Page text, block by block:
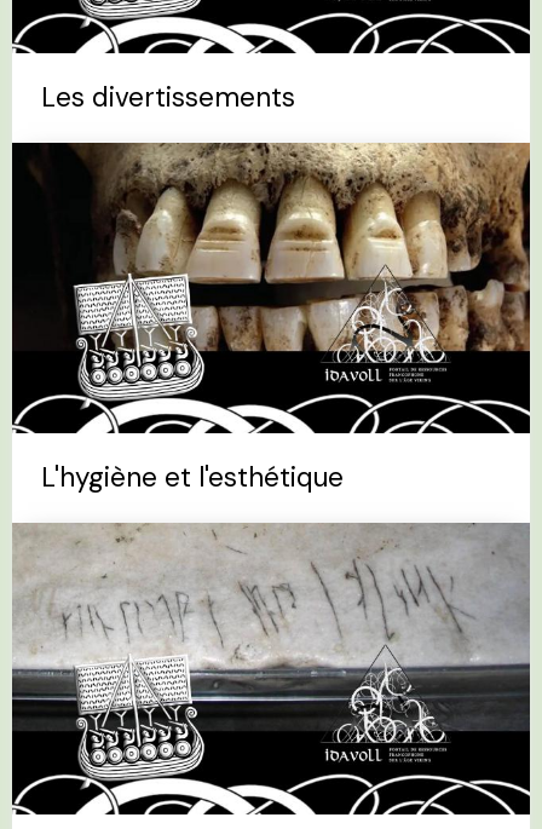
Les divertissements
L'hygiène et l'esthétique